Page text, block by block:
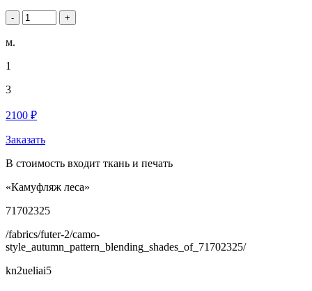
- +
м.
1
3
2100 ₽
Заказать
В стоимость входит ткань и печать
«Камуфляж леса»
71702325
/fabrics/futer-2/camo-
style_autumn_pattern_blending_shades_of_71702325/
kn2ueliai5